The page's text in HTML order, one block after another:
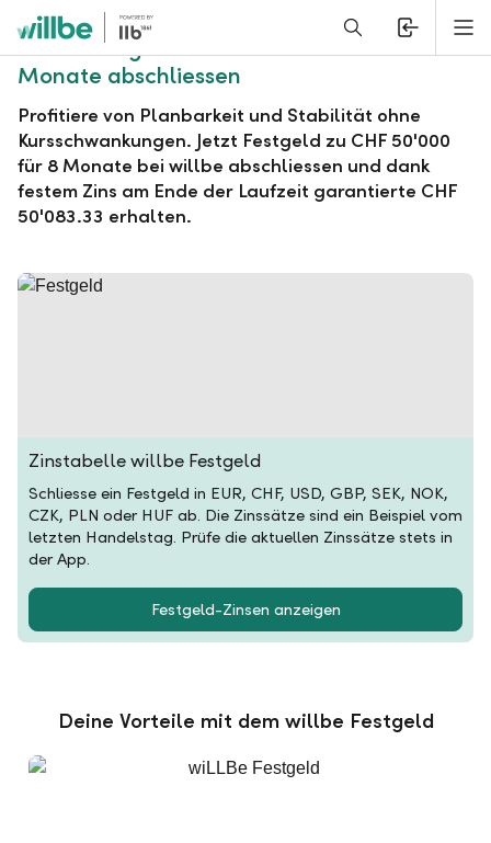
Alerts.Headline
willbe Festgeld zu CHF 50'000 für 8
Monate abschliessen
Profitiere von Planbarkeit und Stabilität ohne
Kursschwankungen. Jetzt Festgeld zu CHF 50'000
für 8 Monate bei willbe abschliessen und dank
festem Zins am Ende der Laufzeit garantierte CHF
50'083.33 erhalten.
Zinstabelle willbe Festgeld
Schliesse ein Festgeld in EUR, CHF, USD, GBP, SEK, NOK,
CZK, PLN oder HUF ab. Die Zinssätze sind ein Beispiel vom
letzten Handelstag. Prüfe die aktuellen Zinssätze stets in
der App.
Festgeld-Zinsen anzeigen
Deine Vorteile mit dem willbe Festgeld